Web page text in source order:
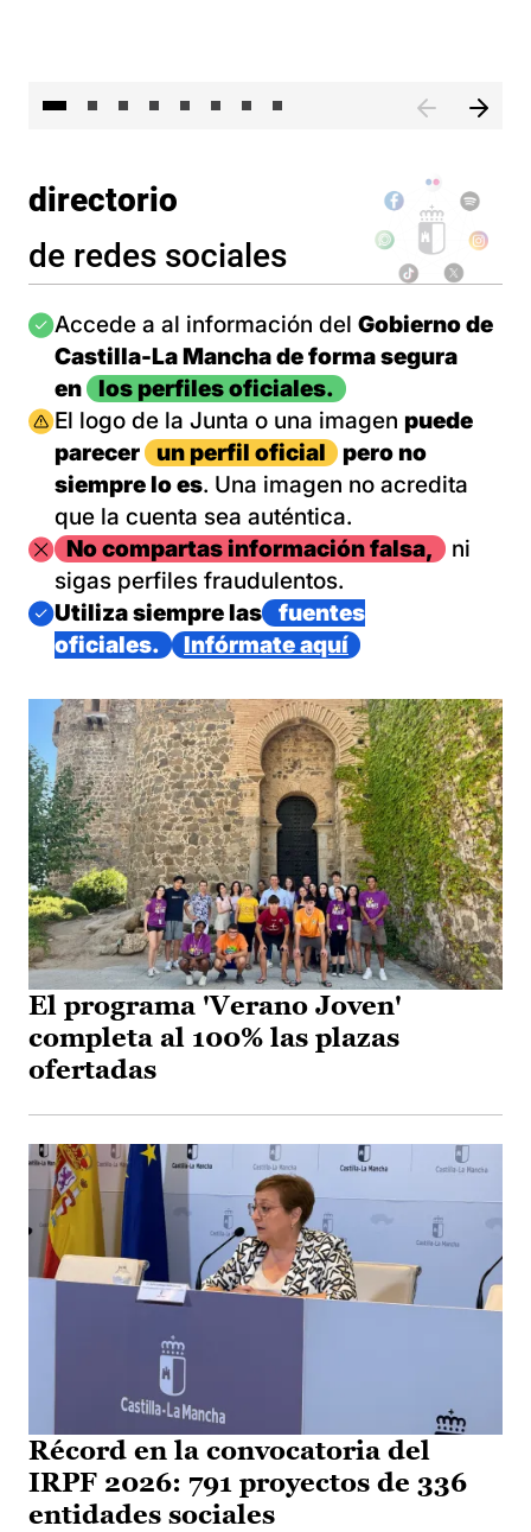
directorio
de redes sociales
Imagen
Accede a al información del Gobierno de
Castilla-La Mancha de forma segura
en
los perfiles oficiales.
Imagen
El logo de la Junta o una imagen puede
parecer
un perfil oficial
pero no
siempre lo es. Una imagen no acredita
que la cuenta sea auténtica.
ImagenNo compartas información falsa,
ni
sigas perfiles fraudulentos.
Imagen
Utiliza siempre las
fuentes
oficiales.
Infórmate aquí
El programa 'Verano Joven'
completa al 100% las plazas
ofertadas
Récord en la convocatoria del
IRPF 2026: 791 proyectos de 336
entidades sociales